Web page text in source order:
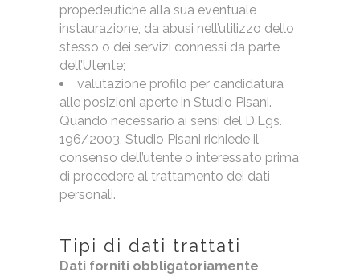
propedeutiche alla sua eventuale
instaurazione, da abusi nell’utilizzo dello
stesso o dei servizi connessi da parte
dell’Utente;
valutazione profilo per candidatura
alle posizioni aperte in Studio Pisani.
Quando necessario ai sensi del D.Lgs.
196/2003, Studio Pisani richiede il
consenso dell’utente o interessato prima
di procedere al trattamento dei dati
personali.
Tipi di dati trattati
Dati forniti obbligatoriamente